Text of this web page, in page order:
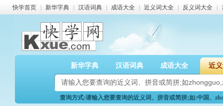
快学首页 新华字典 汉语词典 成语大全 近义词大全 反义词大全
新华字典 汉语词典 成语大全 近
查询方式:请输入您要查询的近义词、拼音或简拼;如:中国、